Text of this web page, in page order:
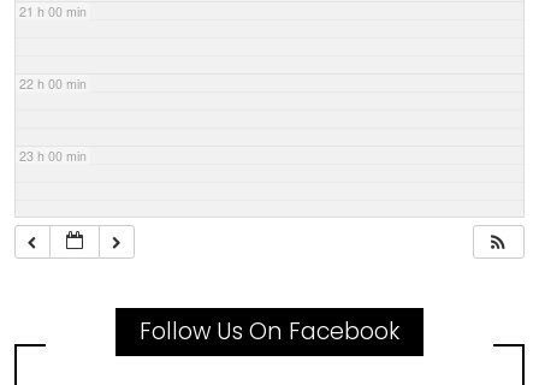
21 h 00 min
22 h 00 min
23 h 00 min
Follow Us On Facebook